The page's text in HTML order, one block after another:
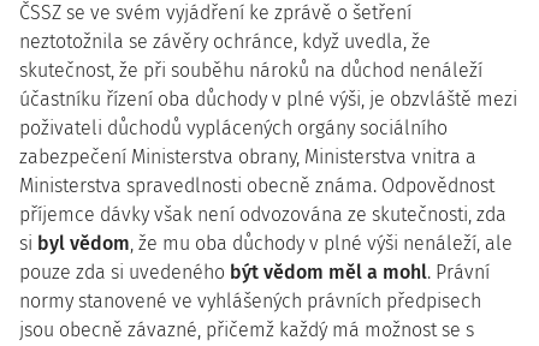
ČSSZ se ve svém vyjádření ke zprávě o šetření
neztotožnila se závěry ochránce, když uvedla, že
skutečnost, že při souběhu nároků na důchod nenáleží
účastníku řízení oba důchody v plné výši, je obzvláště mezi
poživateli důchodů vyplácených orgány sociálního
zabezpečení Ministerstva obrany, Ministerstva vnitra a
Ministerstva spravedlnosti obecně známa. Odpovědnost
příjemce dávky však není odvozována ze skutečnosti, zda
si byl vědom, že mu oba důchody v plné výši nenáleží, ale
pouze zda si uvedeného být vědom měl a mohl. Právní
normy stanovené ve vyhlášených právních předpisech
jsou obecně závazné, přičemž každý má možnost se s